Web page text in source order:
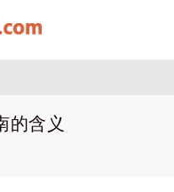
的含义